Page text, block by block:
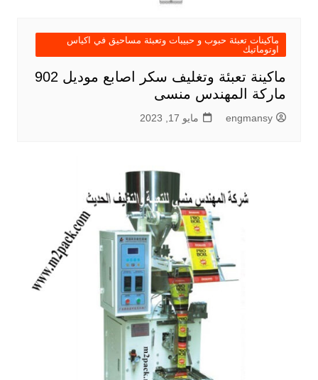
ماكينات تعبئة حبوب و حبيبات وتعبئة مساحيق في اكياس
اوتوماتيك
ماكينة تعبئة وتغليف سكر اصابع موديل 902
ماركة المهندس منسى
engmansy مايو 17, 2023